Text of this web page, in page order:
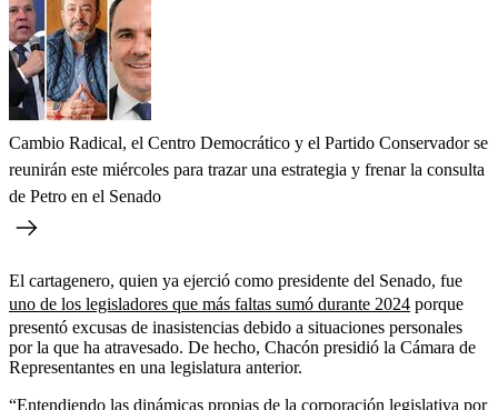
Cambio Radical, el Centro Democrático y el Partido Conservador se
reunirán este miércoles para trazar una estrategia y frenar la consulta
de Petro en el Senado
El cartagenero, quien ya ejerció como presidente del Senado, fue
uno de los legisladores que más faltas sumó durante 2024 porque
presentó excusas de inasistencias debido a situaciones personales
por la que ha atravesado. De hecho, Chacón presidió la Cámara de
Representantes en una legislatura anterior.
“Entendiendo las dinámicas propias de la corporación legislativa por